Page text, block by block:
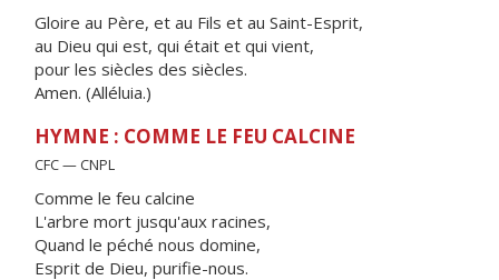
Gloire au Père, et au Fils et au Saint-Esprit,
au Dieu qui est, qui était et qui vient,
pour les siècles des siècles.
Amen. (Alléluia.)
HYMNE : COMME LE FEU CALCINE
CFC — CNPL
Comme le feu calcine
L'arbre mort jusqu'aux racines,
Quand le péché nous domine,
Esprit de Dieu, purifie-nous.